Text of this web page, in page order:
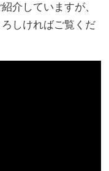
介していますが、
しければご覧くだ